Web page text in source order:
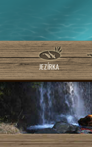
JEZÍRKA